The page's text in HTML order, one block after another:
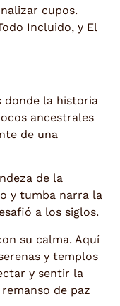
cupos.
Incluido, y El
donde la historia
ancestrales
de una
de la
y tumba narra la
a los siglos.
su calma. Aquí
y templos
y sentir la
de paz